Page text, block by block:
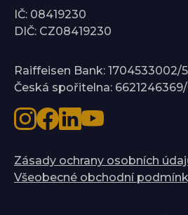
IČ: 08419230
DIČ: CZ08419230
Raiffeisen Bank: 1704533002/
Česká spořitelna:
Zásady ochrany osobních
Všeobecné obchodní